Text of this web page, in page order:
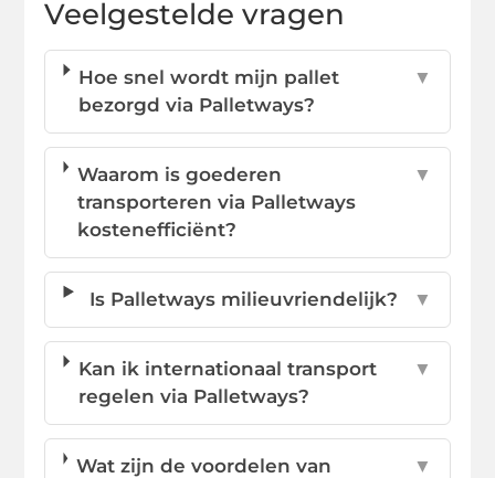
Veelgestelde vragen
Hoe snel wordt mijn pallet
bezorgd via Palletways?
▼
Waarom is goederen
transporteren via Palletways
kostenefficiënt?
▼
Is Palletways milieuvriendelijk? ▼
Kan ik internationaal transport
regelen via Palletways?
▼
Wat zijn de voordelen van
▼